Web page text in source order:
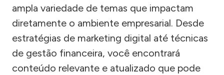
ampla variedade de temas que impactam
diretamente o ambiente empresarial. Desde
estratégias de marketing digital até técnicas
de gestão financeira, você encontrará
conteúdo relevante e atualizado que pode